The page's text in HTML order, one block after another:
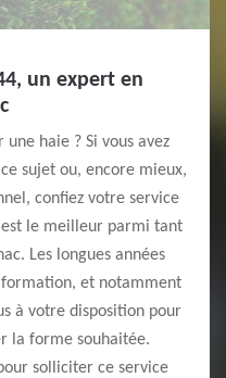
un expert en
haie ? Si vous avez
sujet ou, encore mieux,
confiez votre service
est le meilleur parmi tant
Les longues années
et notamment
à votre disposition pour
la forme souhaitée.
solliciter ce service